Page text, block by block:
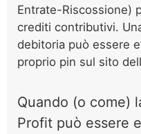
Entrate-Riscossione)
crediti contributivi.
debitoria può essere
proprio pin sul sito
Quando (o come)
Profit può essere